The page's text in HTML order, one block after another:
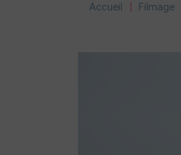
Accueil Filmage